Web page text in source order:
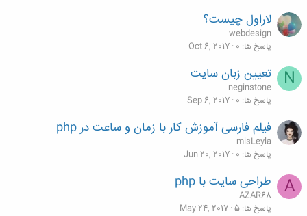
لاراول چیست؟
webdesign
پاسخ ها 0
Oct 6, 2017
N تعیین زبان سایت
neginstone
پاسخ ها 0
Sep 6, 2017
فیلم فارسی آموزش کار با زمان و ساعت در php
misLeyla
پاسخ ها 0
Jun 20, 2017
A طراحی سایت با php
AZAR68
پاسخ ها 5
May 24, 2017